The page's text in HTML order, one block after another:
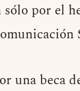
por el
una beca